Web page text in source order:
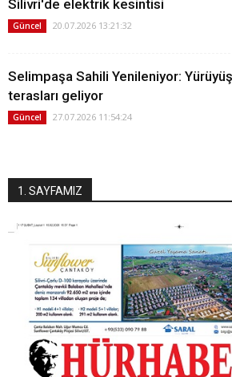
Silivri'de elektrik kesintisi
Güncel 20.07.2026 13:21:32
Selimpaşa Sahili Yenileniyor:
terasları geliyor
Güncel 27.07.2026 11:54:24
1. SAYFAMIZ